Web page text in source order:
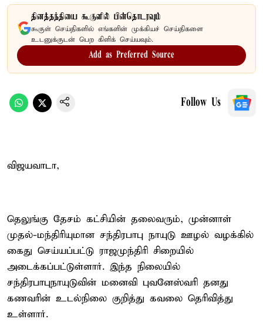
தினத்தந்தியை கூகுளில் பின்தொடரவும்
கூகுள் செய்திகளில் எங்களின் முக்கியச் செய்திகளை
உடனுக்குடன் பெற கிளிக் செய்யவும்.
Add as Preferred Source
Follow Us
விஜயவாடா,
தெலுங்கு தேசம் கட்சியின் தலைவரும், முன்னாள்
முதல்-மந்திரியுமான சந்திரபாபு நாயுடு ஊழல் வழக்கில்
கைது செய்யப்பட்டு ராஜமுந்திரி சிறையில்
அடைக்கப்பட்டுள்ளார். இந்த நிலையில்
சந்திரபாபுநாயுடுவின் மனைவி புவனேஸ்வரி தனது
கணவரின் உடல்நிலை குறித்து கவலை தெரிவித்து
உள்ளார்.